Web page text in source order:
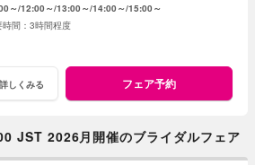
～ 12:00～ 13:00～ 14:00～ 15:00～
3時間程度
詳しくみる フェア予約
JST 2026月開催のブライダルフェア